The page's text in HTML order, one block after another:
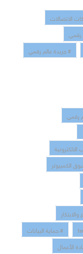
الاتصالات
رقمي
# جريدة عالم رقمي
رقمي
الالكترونية
الكمبيوتر
# حماية البيانات
الأعمال